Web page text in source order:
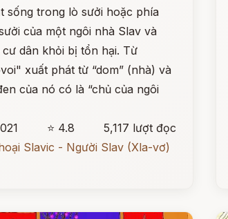
sống trong lò sưởi hoặc phía
của một ngôi nhà Slav và
cư dân khỏi bị tổn hại. Từ
xuất phát từ “dom” (nhà) và
của nó có là “chủ của ngôi
⭐ 4.8
5,117 lượt đọc
Slavic - Người Slav (Xla-vơ)